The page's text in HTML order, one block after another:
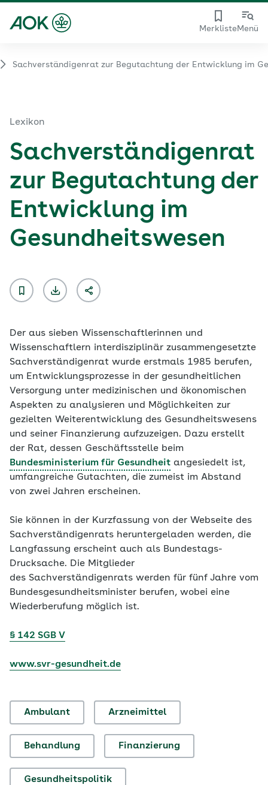
MerklisteMenü
Sachverständigenrat zur Begutachtung der Entwicklung im
Lexikon
Sachverständigenrat
zur Begutachtung der
Entwicklung im
Gesundheitswesen
Der aus sieben Wissenschaftlerinnen und
Wissenschaftlern interdisziplinär zusammengesetzte
Sachverständigenrat wurde erstmals 1985 berufen,
um Entwicklungsprozesse in der gesundheitlichen
Versorgung unter medizinischen und ökonomischen
Aspekten zu analysieren und Möglichkeiten zur
gezielten Weiterentwicklung des Gesundheitswesens
und seiner Finanzierung aufzuzeigen. Dazu erstellt
der Rat, dessen Geschäftsstelle beim
Bundesministerium für Gesundheit angesiedelt ist,
umfangreiche Gutachten, die zumeist im Abstand
von zwei Jahren erscheinen.
Sie können in der Kurzfassung von der Webseite des
Sachverständigenrats heruntergeladen werden, die
Langfassung erscheint auch als Bundestags-
Drucksache. Die Mitglieder
des Sachverständigenrats werden für fünf Jahre vom
Bundesgesundheitsminister berufen, wobei eine
Wiederberufung möglich ist.
§ 142 SGB V
www.svr-gesundheit.de
Ambulant Arzneimittel
Behandlung Finanzierung
Gesundheitspolitik